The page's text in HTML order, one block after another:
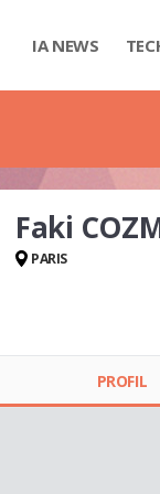
IA NEWS
Faki
PARIS
PROFIL